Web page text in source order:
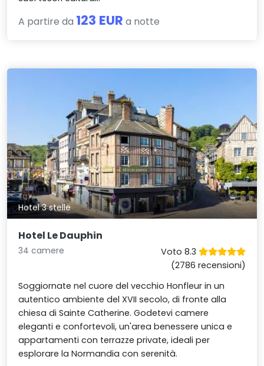
A partire da 123 EUR a notte
Hotel 3 stelle
Hotel Le Dauphin
34 camere
Voto 8.3
(2786 recensioni)
Soggiornate nel cuore del vecchio Honfleur in un
autentico ambiente del XVII secolo, di fronte alla
chiesa di Sainte Catherine. Godetevi camere
eleganti e confortevoli, un'area benessere unica e
appartamenti con terrazze private, ideali per
esplorare la Normandia con serenità.